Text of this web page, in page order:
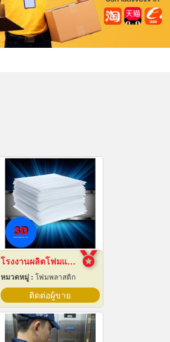
โรงงานผลิตโฟมแผ่นเกรด A ชลบุรี
หมวดหมู่ : โฟมพลาสติก
ติดต่อผู้ขาย